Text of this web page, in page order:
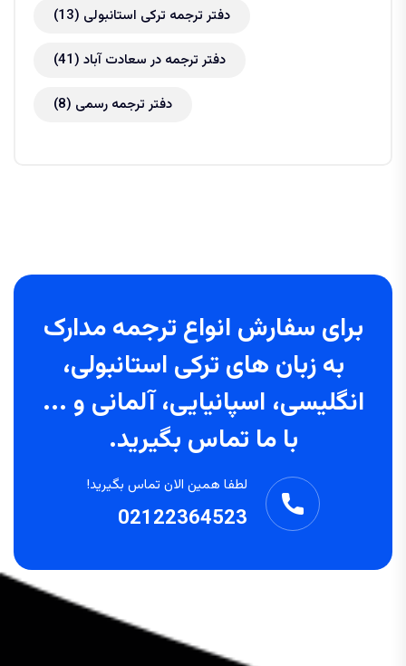
دفتر ترجمه ترکی استانبولی (13)
دفتر ترجمه در سعادت آباد (41)
دفتر ترجمه رسمی (8)
برای سفارش انواع ترجمه مدارک
به زبان های ترکی استانبولی،
انگلیسی، اسپانیایی، آلمانی و ...
با ما تماس بگیرید.
لطفا همین الان تماس بگیرید!
02122364523